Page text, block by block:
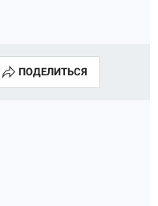
ПОДЕЛИТЬСЯ